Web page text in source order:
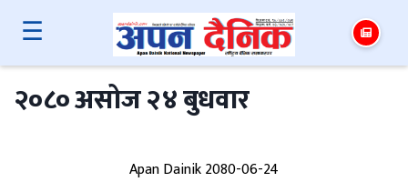
☰
२०८० असोज २४ बुधवार
Apan Dainik 2080-06-24